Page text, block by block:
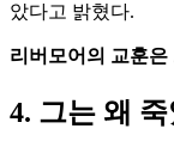
았다고 밝혔다.
리버모어의 교훈
4. 그는 왜